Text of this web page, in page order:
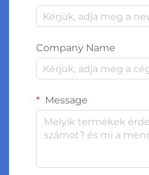
Company Name
Message